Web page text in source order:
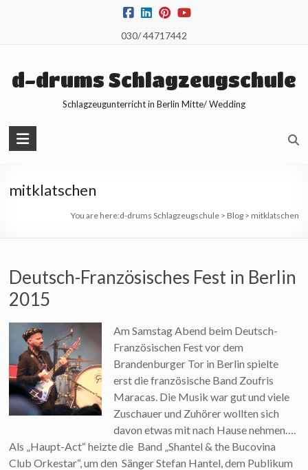
030/ 44717442
d-drums Schlagzeugschule
Schlagzeugunterricht in Berlin Mitte/ Wedding
mitklatschen
You are here:d-drums Schlagzeugschule> Blog> mitklatschen
Deutsch-Französisches Fest in Berlin
2015
Am Samstag Abend beim Deutsch-
Französischen Fest vor dem
Brandenburger Tor in Berlin spielte
erst die französische Band Zoufris
Maracas. Die Musik war gut und viele
Zuschauer und Zuhörer wollten sich
davon etwas mit nach Hause nehmen….
Als „Haupt-Act“ heizte die Band „Shantel & the Bucovina
Club Orkestar“, um den Sänger Stefan Hantel, dem Publikum